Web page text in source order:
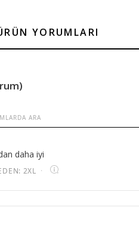
YORUMLARI
daha iyi
2XL ·